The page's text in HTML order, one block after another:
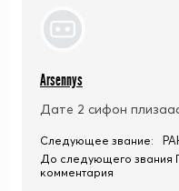
Arsennys
Дате 2 сифон
Следующее звание:
До следующего звания
комментария